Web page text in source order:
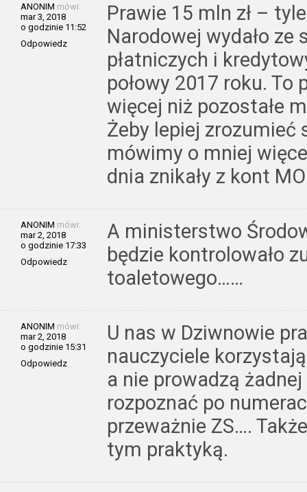
ANONIM mówi:
mar 3, 2018
o godzinie 11:52
Odpowiedz
Prawie 15 mln zł –
Narodowej wydało ze
płatniczych i
połowy 2017 roku.
więcej niż pozostałe
Żeby lepiej zrozumieć
mówimy o mniej
dnia znikały z kont
ANONIM mówi:
mar 2, 2018
o godzinie 17:33
Odpowiedz
A ministerstwo
będzie kontrolowało
toaletowego……
ANONIM mówi:
mar 2, 2018
o godzinie 15:31
Odpowiedz
U nas w Dziwnowie
nauczyciele
a nie prowadzą
rozpoznać po
przeważnie ZS….
tym praktyką.